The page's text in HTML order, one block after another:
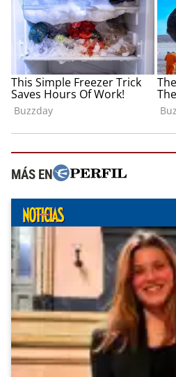
MÁS EN